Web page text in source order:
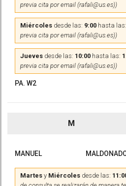
previa cita por email (rafali@us.es))
Miércoles desde las: 9:00 hasta las:
previa cita por email (rafali@us.es))
Jueves desde las: 10:00 hasta las:
previa cita por email (rafali@us.es))
PA. W2
M
MANUEL
Martes y Miércoles desde las: